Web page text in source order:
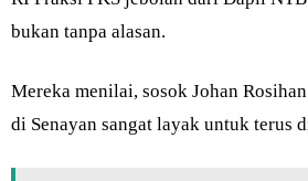
bukan tanpa alasan.
Mereka menilai, sosok Johan
di Senayan sangat layak untuk terus